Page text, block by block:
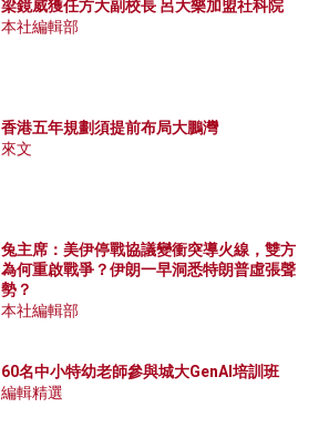
梁鏡威獲任方大副校長 呂大樂加盟社科院
本社編輯部
香港五年規劃須提前布局大鵬灣
來文
兔主席：美伊停戰協議變衝突導火線，雙方
為何重啟戰爭？伊朗一早洞悉特朗普虛張聲
勢？
本社編輯部
60名中小特幼老師參與城大GenAI培訓班
編輯精選